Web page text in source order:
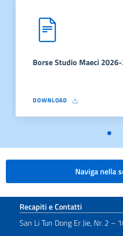
Borse Studio Maeci
DOWNLOAD
BORSE STUDIO MAECI 2026-
Naviga nella
Sezione footer
Recapiti e Contatti
San Li Tun Dong Er Jie, Nr. 2 –